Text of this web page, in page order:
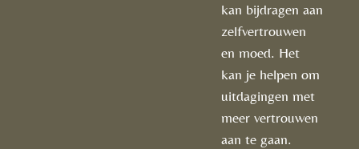
kan bijdragen aan
zelfvertrouwen
en moed. Het
kan je helpen om
uitdagingen met
meer vertrouwen
aan te gaan.